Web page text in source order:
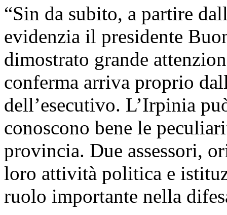
“Sin da subito, a partire
evidenzia il presidente
dimostrato grande
conferma arriva proprio
dell’esecutivo. L’Irpinia
conoscono bene le
provincia. Due assessori,
loro attività politica e
ruolo importante nella